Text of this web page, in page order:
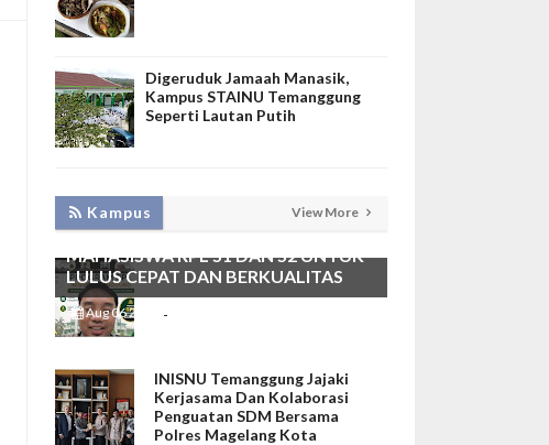
Digeruduk Jamaah Manasik,
Kampus STAINU Temanggung
Seperti Lautan Putih
Kampus View More
LAKUKAN BIMTEK RPL, INISNU
TEMANGGUNG SIAP FASILITASI
MAHASISWA RPL S1 DAN S2 UNTUK
LULUS CEPAT DAN BERKUALITAS
Aug 06 2026 -
INISNU Temanggung Jajaki
Kerjasama Dan Kolaborasi
Penguatan SDM Bersama
Polres Magelang Kota